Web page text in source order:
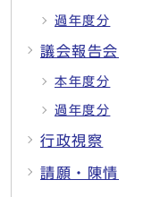
過年度分
議会報告会
本年度分
過年度分
行政視察
請願・陳情